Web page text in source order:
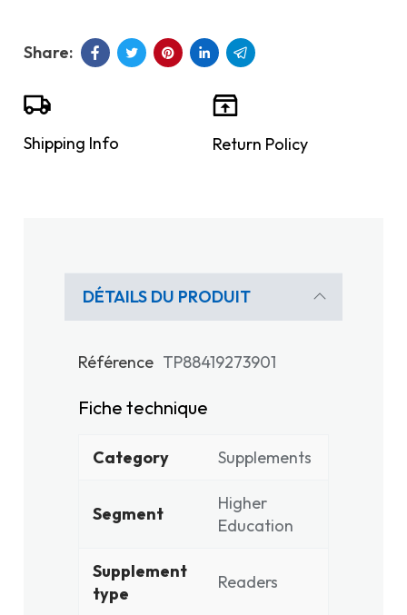
Shipping Info Return Policy
DÉTAILS DU PRODUIT
Référence TP88419273901
Fiche technique
Category Supplements
Segment
Higher
Education
Supplement
type
Readers